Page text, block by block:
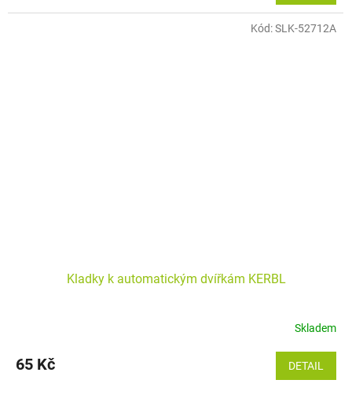
Kladky k automatickým dvířkám KERBL
Skladem
65 Kč DETAIL
Kód:SLK-52712A